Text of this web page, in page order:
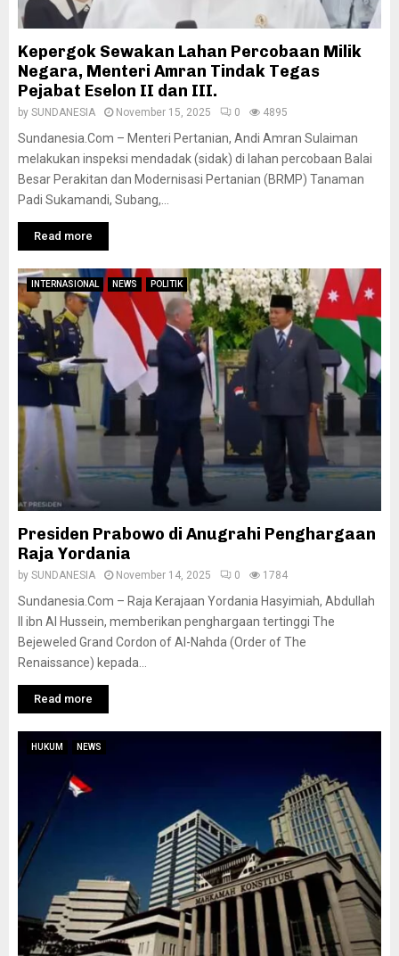
Kepergok Sewakan Lahan Percobaan Milik
Negara, Menteri Amran Tindak Tegas
Pejabat Eselon II dan III.
by SUNDANESIA November 15, 2025 0 4895
Sundanesia.Com – Menteri Pertanian, Andi Amran Sulaiman
melakukan inspeksi mendadak (sidak) di lahan percobaan Balai
Besar Perakitan dan Modernisasi Pertanian (BRMP) Tanaman
Padi Sukamandi, Subang,...
Read more
INTERNASIONAL NEWS POLITIK
Presiden Prabowo di Anugrahi Penghargaan
Raja Yordania
by SUNDANESIA November 14, 2025 0 1784
Sundanesia.Com – Raja Kerajaan Yordania Hasyimiah, Abdullah
II ibn Al Hussein, memberikan penghargaan tertinggi The
Bejeweled Grand Cordon of Al-Nahda (Order of The
Renaissance) kepada...
Read more
HUKUM NEWS